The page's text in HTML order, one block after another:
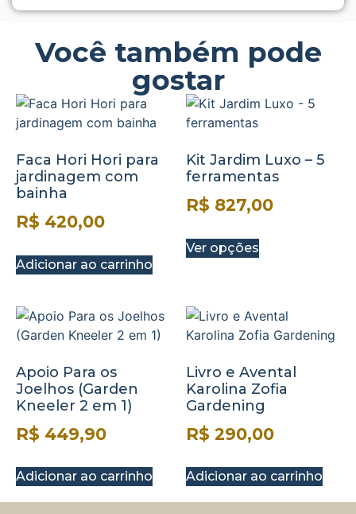
Você também pode
gostar
Faca Hori Hori para
jardinagem com
bainha
R$ 420,00
Adicionar ao carrinho
Kit Jardim Luxo – 5
ferramentas
R$ 827,00
Ver opções
Apoio Para os
Joelhos (Garden
Kneeler 2 em 1)
R$ 449,90
Adicionar ao carrinho
Livro e Avental
Karolina Zofia
Gardening
R$ 290,00
Adicionar ao carrinho